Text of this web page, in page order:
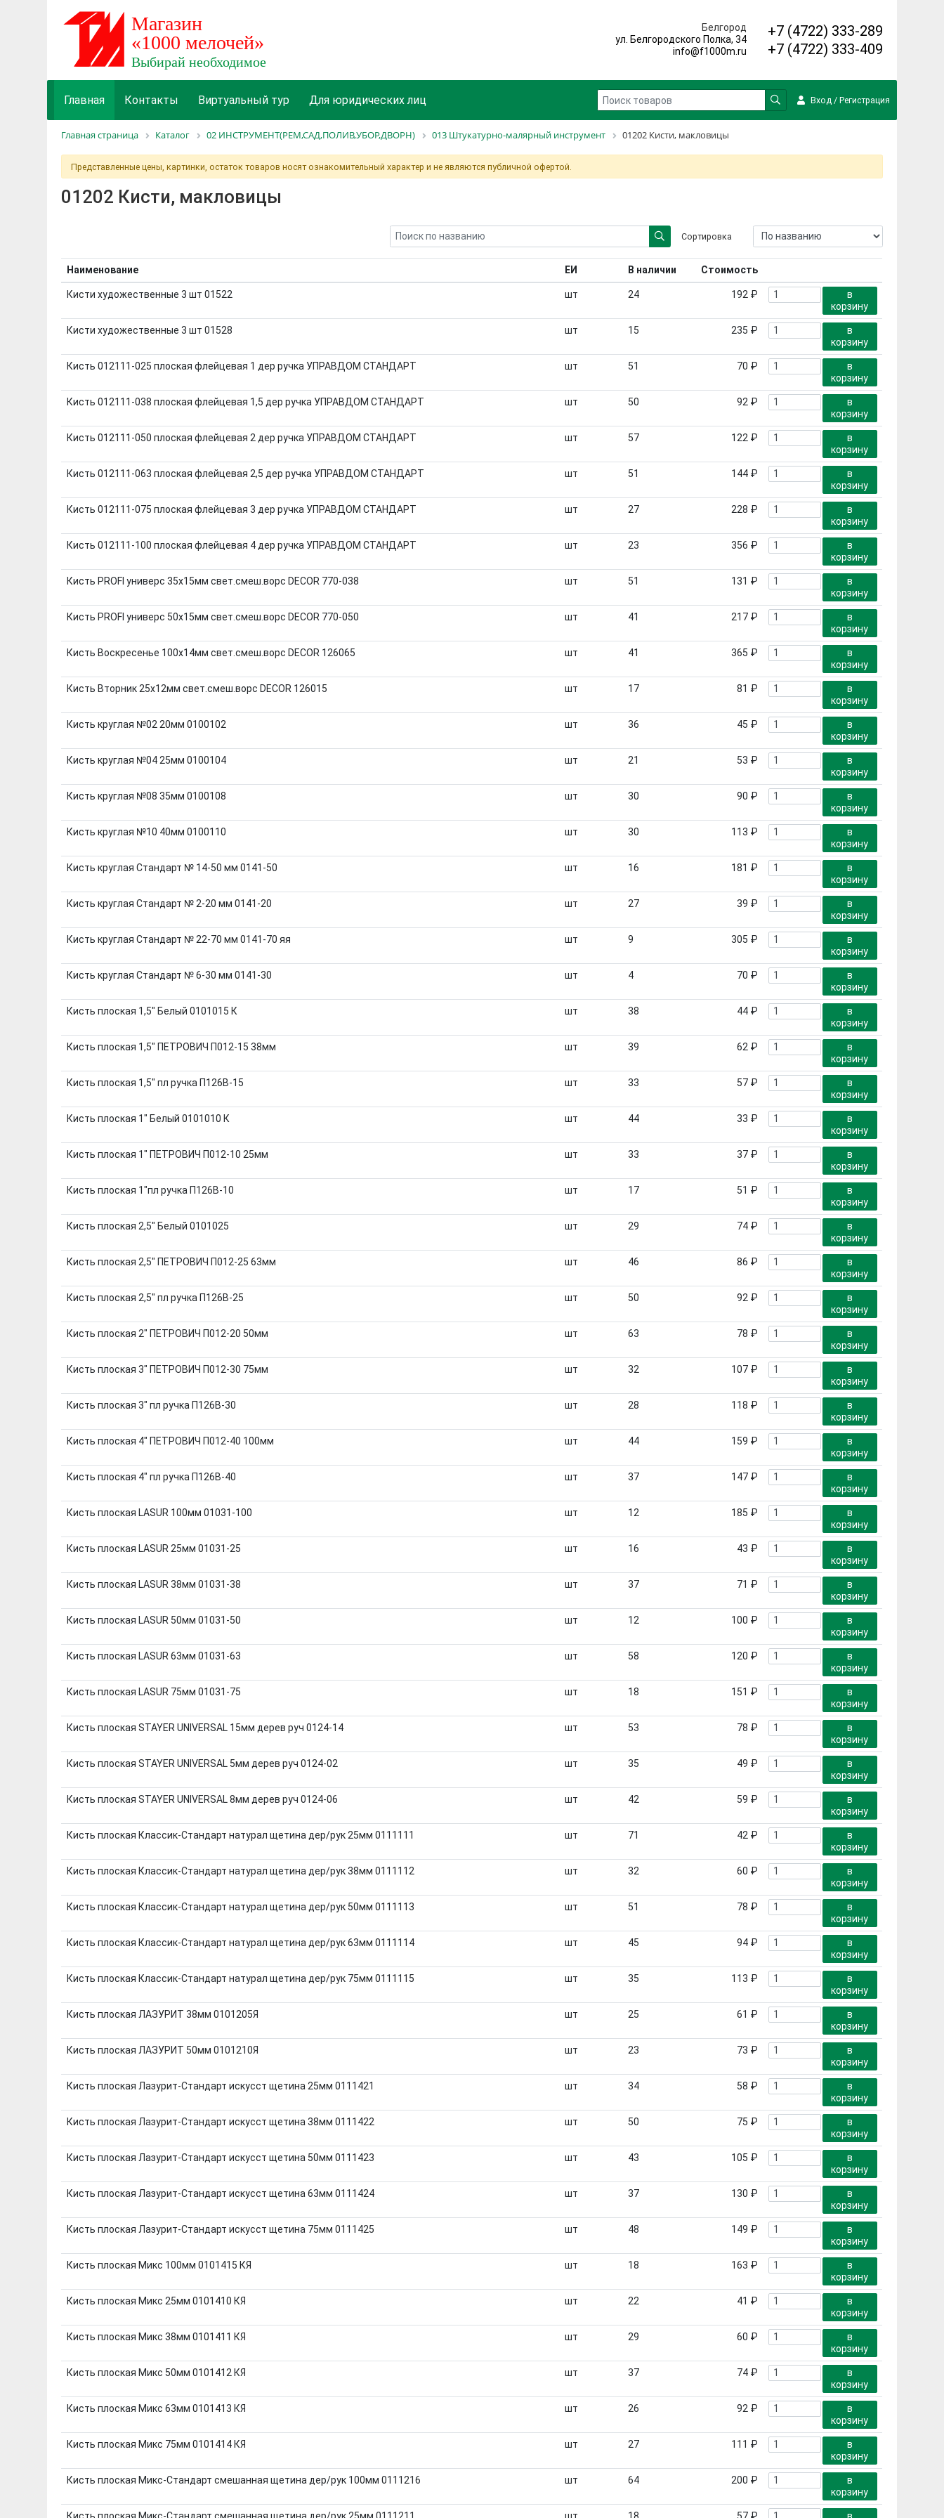
Белгород
ул. Белгородского Полка, 34
info@f1000m.ru
+7 (4722) 333-289
+7 (4722) 333-409
Главная Контакты Виртуальный тур Для юридических лиц Вход/ Регистрация
Главная страница Каталог 02 ИНСТРУМЕНТ(РЕМ,САД,ПОЛИВ,УБОР,ДВОРН) 013 Штукатурно-малярный инструмент 01202 Кисти, макловицы
Представленные цены, картинки, остаток товаров носят ознакомительный характер и не являются публичной офертой.
01202 Кисти, макловицы
Сортировка
Наименование ЕИ В наличии Стоимость
Кисти художественные 3 шт 01522 шт 24 192 ₽
в
корзину
Кисти художественные 3 шт 01528 шт 15 235 ₽
в
корзину
Кисть 012111-025 плоская флейцевая 1 дер ручка УПРАВДОМ СТАНДАРТ шт 51 70 ₽
в
корзину
Кисть 012111-038 плоская флейцевая 1,5 дер ручка УПРАВДОМ СТАНДАРТ шт 50 92 ₽
в
корзину
Кисть 012111-050 плоская флейцевая 2 дер ручка УПРАВДОМ СТАНДАРТ шт 57 122 ₽
в
корзину
Кисть 012111-063 плоская флейцевая 2,5 дер ручка УПРАВДОМ СТАНДАРТ шт 51 144 ₽
в
корзину
Кисть 012111-075 плоская флейцевая 3 дер ручка УПРАВДОМ СТАНДАРТ шт 27 228 ₽
в
корзину
Кисть 012111-100 плоская флейцевая 4 дер ручка УПРАВДОМ СТАНДАРТ шт 23 356 ₽
в
корзину
Кисть PROFI универс 35х15мм свет.смеш.ворс DECOR 770-038 шт 51 131 ₽
в
корзину
Кисть PROFI универс 50х15мм свет.смеш.ворс DECOR 770-050 шт 41 217 ₽
в
корзину
Кисть Воскресенье 100х14мм свет.смеш.ворс DECOR 126065 шт 41 365 ₽
в
корзину
Кисть Вторник 25х12мм свет.смеш.ворс DECOR 126015 шт 17 81 ₽
в
корзину
Кисть круглая №02 20мм 0100102 шт 36 45 ₽
в
корзину
Кисть круглая №04 25мм 0100104 шт 21 53 ₽
в
корзину
Кисть круглая №08 35мм 0100108 шт 30 90 ₽
в
корзину
Кисть круглая №10 40мм 0100110 шт 30 113 ₽
в
корзину
Кисть круглая Стандарт № 14-50 мм 0141-50 шт 16 181 ₽
в
корзину
Кисть круглая Стандарт № 2-20 мм 0141-20 шт 27 39 ₽
в
корзину
Кисть круглая Стандарт № 22-70 мм 0141-70 яя шт 9 305 ₽
в
корзину
Кисть круглая Стандарт № 6-30 мм 0141-30 шт 4 70 ₽
в
корзину
Кисть плоская 1,5" Белый 0101015 К шт 38 44 ₽
в
корзину
Кисть плоская 1,5" ПЕТРОВИЧ П012-15 38мм шт 39 62 ₽
в
корзину
Кисть плоская 1,5" пл ручка П126В-15 шт 33 57 ₽
в
корзину
Кисть плоская 1" Белый 0101010 К шт 44 33 ₽
в
корзину
Кисть плоская 1" ПЕТРОВИЧ П012-10 25мм шт 33 37 ₽
в
корзину
Кисть плоская 1"пл ручка П126В-10 шт 17 51 ₽
в
корзину
Кисть плоская 2,5" Белый 0101025 шт 29 74 ₽
в
корзину
Кисть плоская 2,5" ПЕТРОВИЧ П012-25 63мм шт 46 86 ₽
в
корзину
Кисть плоская 2,5" пл ручка П126В-25 шт 50 92 ₽
в
корзину
Кисть плоская 2" ПЕТРОВИЧ П012-20 50мм шт 63 78 ₽
в
корзину
Кисть плоская 3" ПЕТРОВИЧ П012-30 75мм шт 32 107 ₽
в
корзину
Кисть плоская 3" пл ручка П126В-30 шт 28 118 ₽
в
корзину
Кисть плоская 4" ПЕТРОВИЧ П012-40 100мм шт 44 159 ₽
в
корзину
Кисть плоская 4" пл ручка П126В-40 шт 37 147 ₽
в
корзину
Кисть плоская LASUR 100мм 01031-100 шт 12 185 ₽
в
корзину
Кисть плоская LASUR 25мм 01031-25 шт 16 43 ₽
в
корзину
Кисть плоская LASUR 38мм 01031-38 шт 37 71 ₽
в
корзину
Кисть плоская LASUR 50мм 01031-50 шт 12 100 ₽
в
корзину
Кисть плоская LASUR 63мм 01031-63 шт 58 120 ₽
в
корзину
Кисть плоская LASUR 75мм 01031-75 шт 18 151 ₽
в
корзину
Кисть плоская STAYER UNIVERSAL 15мм дерев руч 0124-14 шт 53 78 ₽
в
корзину
Кисть плоская STAYER UNIVERSAL 5мм дерев руч 0124-02 шт 35 49 ₽
в
корзину
Кисть плоская STAYER UNIVERSAL 8мм дерев руч 0124-06 шт 42 59 ₽
в
корзину
Кисть плоская Классик-Стандарт натурал щетина дер/рук 25мм 0111111 шт 71 42 ₽
в
корзину
Кисть плоская Классик-Стандарт натурал щетина дер/рук 38мм 0111112 шт 32 60 ₽
в
корзину
Кисть плоская Классик-Стандарт натурал щетина дер/рук 50мм 0111113 шт 51 78 ₽
в
корзину
Кисть плоская Классик-Стандарт натурал щетина дер/рук 63мм 0111114 шт 45 94 ₽
в
корзину
Кисть плоская Классик-Стандарт натурал щетина дер/рук 75мм 0111115 шт 35 113 ₽
в
корзину
Кисть плоская ЛАЗУРИТ 38мм 0101205Я шт 25 61 ₽
в
корзину
Кисть плоская ЛАЗУРИТ 50мм 0101210Я шт 23 73 ₽
в
корзину
Кисть плоская Лазурит-Стандарт искусст щетина 25мм 0111421 шт 34 58 ₽
в
корзину
Кисть плоская Лазурит-Стандарт искусст щетина 38мм 0111422 шт 50 75 ₽
в
корзину
Кисть плоская Лазурит-Стандарт искусст щетина 50мм 0111423 шт 43 105 ₽
в
корзину
Кисть плоская Лазурит-Стандарт искусст щетина 63мм 0111424 шт 37 130 ₽
в
корзину
Кисть плоская Лазурит-Стандарт искусст щетина 75мм 0111425 шт 48 149 ₽
в
корзину
Кисть плоская Микс 100мм 0101415 КЯ шт 18 163 ₽
в
корзину
Кисть плоская Микс 25мм 0101410 КЯ шт 22 41 ₽
в
корзину
Кисть плоская Микс 38мм 0101411 КЯ шт 29 60 ₽
в
корзину
Кисть плоская Микс 50мм 0101412 КЯ шт 37 74 ₽
в
корзину
Кисть плоская Микс 63мм 0101413 КЯ шт 26 92 ₽
в
корзину
Кисть плоская Микс 75мм 0101414 КЯ шт 27 111 ₽
в
корзину
Кисть плоская Микс-Стандарт смешанная щетина дер/рук 100мм 0111216 шт 64 200 ₽
в
корзину
Кисть плоская Микс-Стандарт смешанная щетина дер/рук 25мм 0111211 шт 18 57 ₽ в